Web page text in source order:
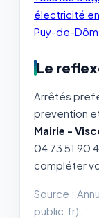
électricité
Puy-de-
Le
Arrêtés
prevention
Mairie -
04 73 51 90
compléter
Source :
public.fr).